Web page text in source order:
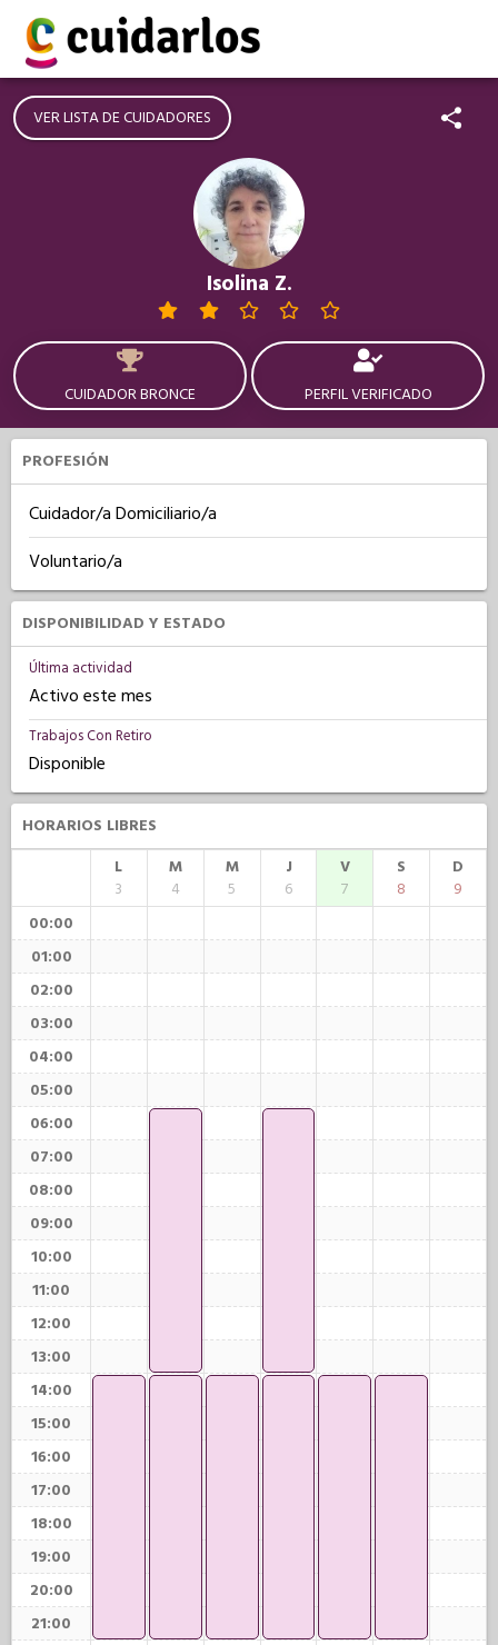
VER LISTA DE CUIDADORES
Isolina Z.
CUIDADOR BRONCE PERFIL VERIFICADO
PROFESIÓN
Cuidador/a Domiciliario/a
Voluntario/a
DISPONIBILIDAD Y ESTADO
Última actividad
Activo este mes
Trabajos Con Retiro
Disponible
HORARIOS LIBRES
L
3
M
4
M
5
J
6
V
7
S
8
D
9
00:00
01:00
02:00
03:00
04:00
05:00
06:00
07:00
08:00
09:00
10:00
11:00
12:00
13:00
14:00
15:00
16:00
17:00
18:00
19:00
20:00
21:00